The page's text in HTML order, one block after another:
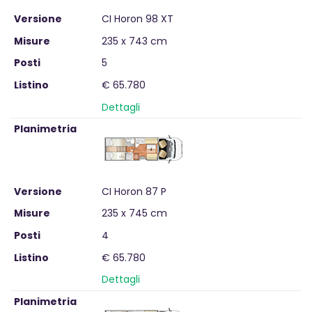
Versione
CI Horon 98 XT
Misure
235 x 743 cm
Posti
5
Listino
€ 65.780
Dettagli
Planimetria
Versione
CI Horon 87 P
Misure
235 x 745 cm
Posti
4
Listino
€ 65.780
Dettagli
Planimetria